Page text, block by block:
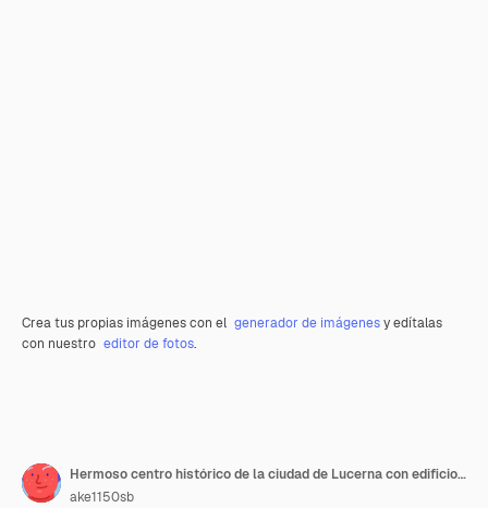
Crea tus propias imágenes con el generador de imágenesy edítalas
con nuestro editor de fotos.
Hermoso centro histórico de la ciudad de Lucerna con edificios famosos y el lago de Lucerna en el cantón de Lucerna, Suiza
ake1150sb